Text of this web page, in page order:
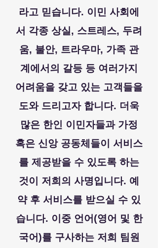
라고 믿습니다. 이민 사회에
서 각종 상실, 스트레스, 두려
움, 불안, 트라우마, 가족 관
계에서의 갈등 등 여러가지
어려움을 갖고 있는 고객들을
도와 드리고자 합니다. 더욱
많은 한인 이민자들과 가정
혹은 신앙 공동체들이 서비스
를 제공받을 수 있도록 하는
것이 저희의 사명입니다. 예
약 후 서비스를 받으실 수 있
습니다. 이중 언어(영어 및 한
국어)를 구사하는 저희 팀원